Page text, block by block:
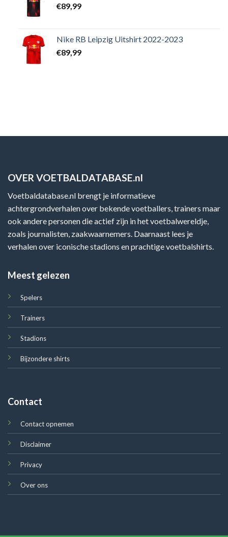
€89,99
Nike RB Leipzig Uitshirt 2022-2023
€89,99
OVER VOETBALDATABASE.nl
Voetbaldatabase.nl brengt je informatieve
achtergrondverhalen over bekende voetballers, trainers maar
ook andere personen die actief zijn in het voetbalwereldje,
zoals journalisten, zaakwaarnemers. Daarnaast lees je
verhalen over iconische stadions en prachtige voetbalshirts.
Meest gelezen
Spelers
Trainers
Stadions
Bijzondere shirts
Contact
Contact opnemen
Disclaimer
Privacy
Over ons